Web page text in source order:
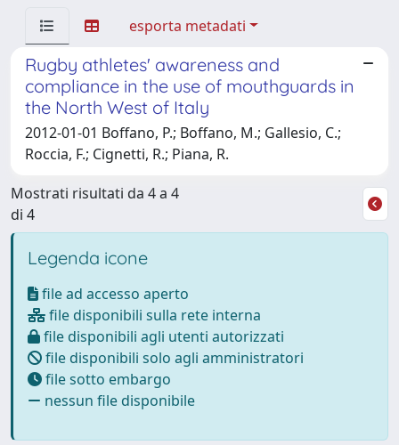
esporta metadati
Rugby athletes' awareness and
compliance in the use of mouthguards in
the North West of Italy
2012-01-01 Boffano, P.; Boffano, M.; Gallesio, C.;
Roccia, F.; Cignetti, R.; Piana, R.
Mostrati risultati da 4 a 4
di 4
Legenda icone
file ad accesso aperto
file disponibili sulla rete interna
file disponibili agli utenti autorizzati
file disponibili solo agli amministratori
file sotto embargo
nessun file disponibile